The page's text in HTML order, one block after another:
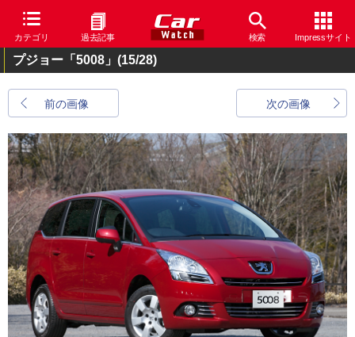
カテゴリ 過去記事 検索 Impressサイト
プジョー「5008」 (15/28)
前の画像 次の画像